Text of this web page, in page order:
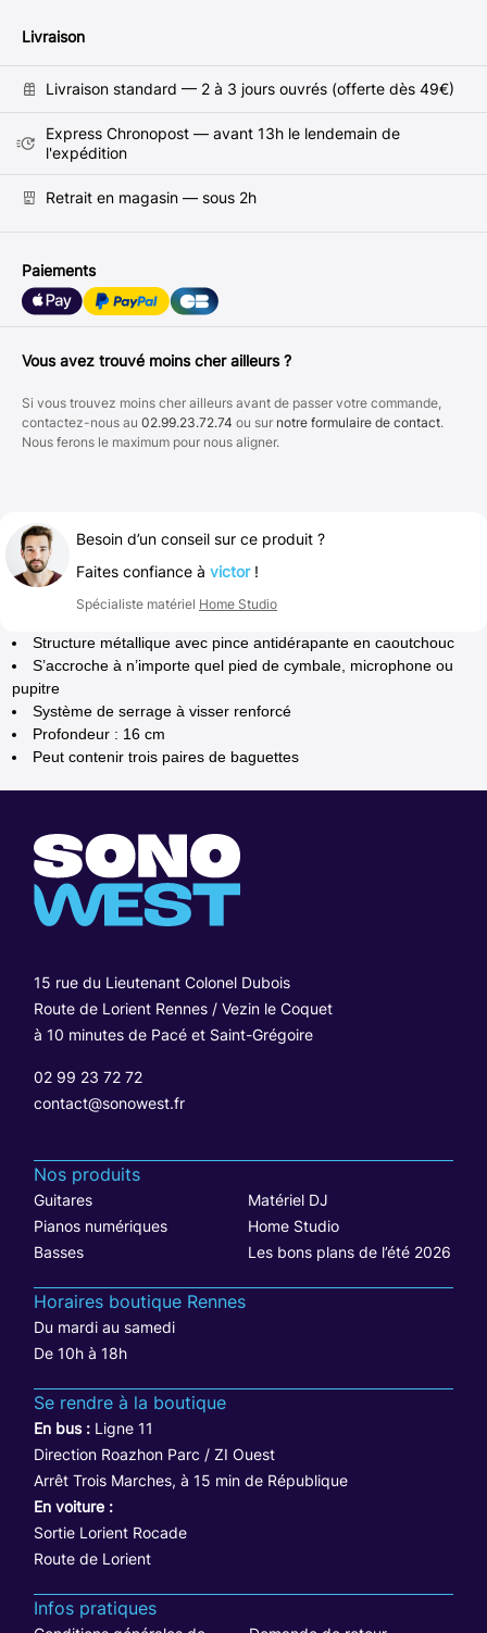
Livraison
Livraison standard — 2 à 3 jours ouvrés (offerte dès 49€)
Express Chronopost — avant 13h le lendemain de
l'expédition
Retrait en magasin — sous 2h
Paiements
Vous avez trouvé moins cher ailleurs ?
Si vous trouvez moins cher ailleurs avant de passer votre commande,
contactez-nous au 02.99.23.72.74 ou sur notre formulaire de contact.
Nous ferons le maximum pour nous aligner.
Besoin d’un conseil sur ce produit ?
Faites confiance à victor!
Spécialiste matériel Home Studio
Structure métallique avec pince antidérapante en caoutchouc
S’accroche à n’importe quel pied de cymbale, microphone ou
pupitre
Système de serrage à visser renforcé
Profondeur : 16 cm
Peut contenir trois paires de baguettes
15 rue du Lieutenant Colonel Dubois
Route de Lorient Rennes / Vezin le Coquet
à 10 minutes de Pacé et Saint-Grégoire
02 99 23 72 72
contact@sonowest.fr
Nos produits
Guitares
Matériel DJ
Pianos numériques
Home Studio
Basses
Les bons plans de l’été 2026
Horaires boutique Rennes
Du mardi au samedi
De 10h à 18h
Se rendre à la boutique
En bus : Ligne 11
Direction Roazhon Parc / ZI Ouest
Arrêt Trois Marches, à 15 min de République
En voiture :
Sortie Lorient Rocade
Route de Lorient
Infos pratiques